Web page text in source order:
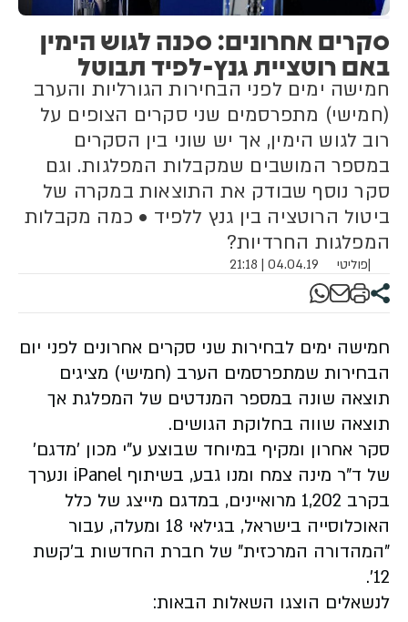
סקרים אחרונים: סכנה לגוש הימין
באם רוטציית גנץ-לפיד תבוטל
חמישה ימים לפני הבחירות הגורליות והערב
(חמישי) מתפרסמים שני סקרים הצופים על
רוב לגוש הימין, אך יש שוני בין הסקרים
במספר המושבים שמקבלות המפלגות. וגם
סקר נוסף שבודק את התוצאות במקרה של
ביטול הרוטציה בין גנץ ללפיד • כמה מקבלות
המפלגות החרדיות?
|פוליטי 04.04.19 | 21:18
חמישה ימים לבחירות שני סקרים אחרונים לפני יום
הבחירות שמתפרסמים הערב (חמישי) מציגים
תוצאה שונה במספר המנדטים של המפלגת אך
תוצאה שווה בחלוקת הגושים.
סקר אחרון ומקיף במיוחד שבוצע ע"י מכון 'מדגם'
של ד"ר מינה צמח ומנו גבע, בשיתוף iPanel ונערך
בקרב 1,202 מרואיינים, במדגם מייצג של כלל
האוכלוסייה בישראל, בגילאי 18 ומעלה, עבור
"המהדורה המרכזית" של חברת החדשות ב'קשת
12'.
לנשאלים הוצגו השאלות הבאות: